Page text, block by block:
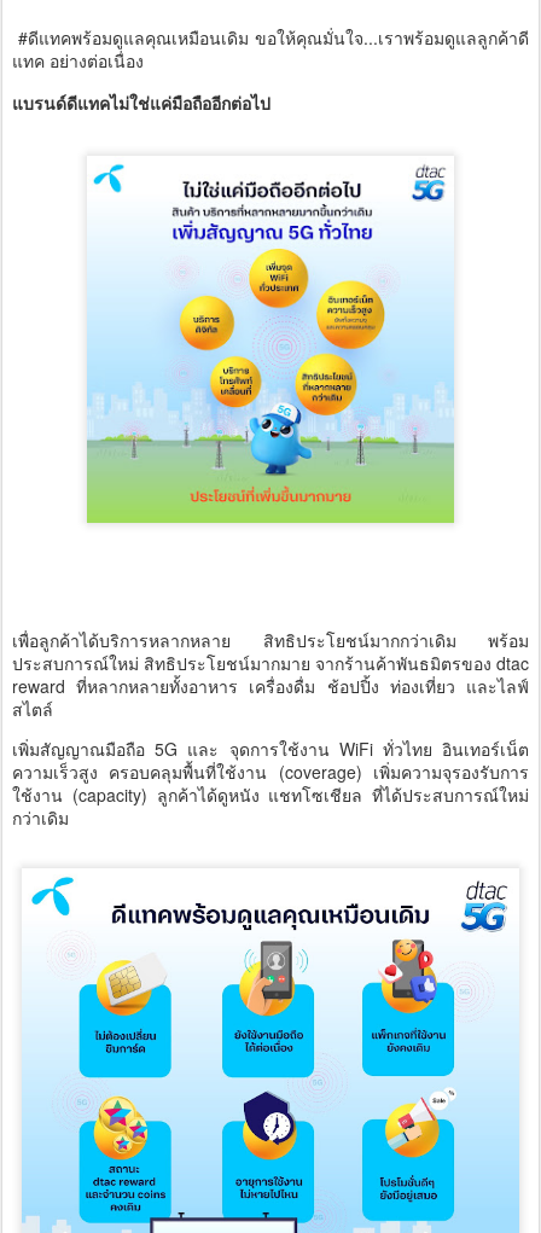
#ดีแทคพร้อมดูแลคุณเหมือนเดิม ขอให้คุณมั่นใจ...เราพร้อมดูแลลูกค้าดี
แทค อย่างต่อเนื่อง
แบรนด์ดีแทคไม่ใช่แค่มือถืออีกต่อไป
เพื่อลูกค้าได้บริการหลากหลาย สิทธิประโยชน์มากกว่าเดิม พร้อม
ประสบการณ์ใหม่ สิทธิประโยชน์มากมาย จากร้านค้าพันธมิตรของ dtac
reward ที่หลากหลายทั้งอาหาร เครื่องดื่ม ช้อปปิ้ง ท่องเที่ยว และไลฟ์
สไตล์
เพิ่มสัญญาณมือถือ 5G และ จุดการใช้งาน WiFi ทั่วไทย อินเทอร์เน็ต
ความเร็วสูง ครอบคลุมพื้นที่ใช้งาน (coverage) เพิ่มความจุรองรับการ
ใช้งาน (capacity) ลูกค้าได้ดูหนัง แชทโซเชียล ที่ได้ประสบการณ์ใหม่
กว่าเดิม